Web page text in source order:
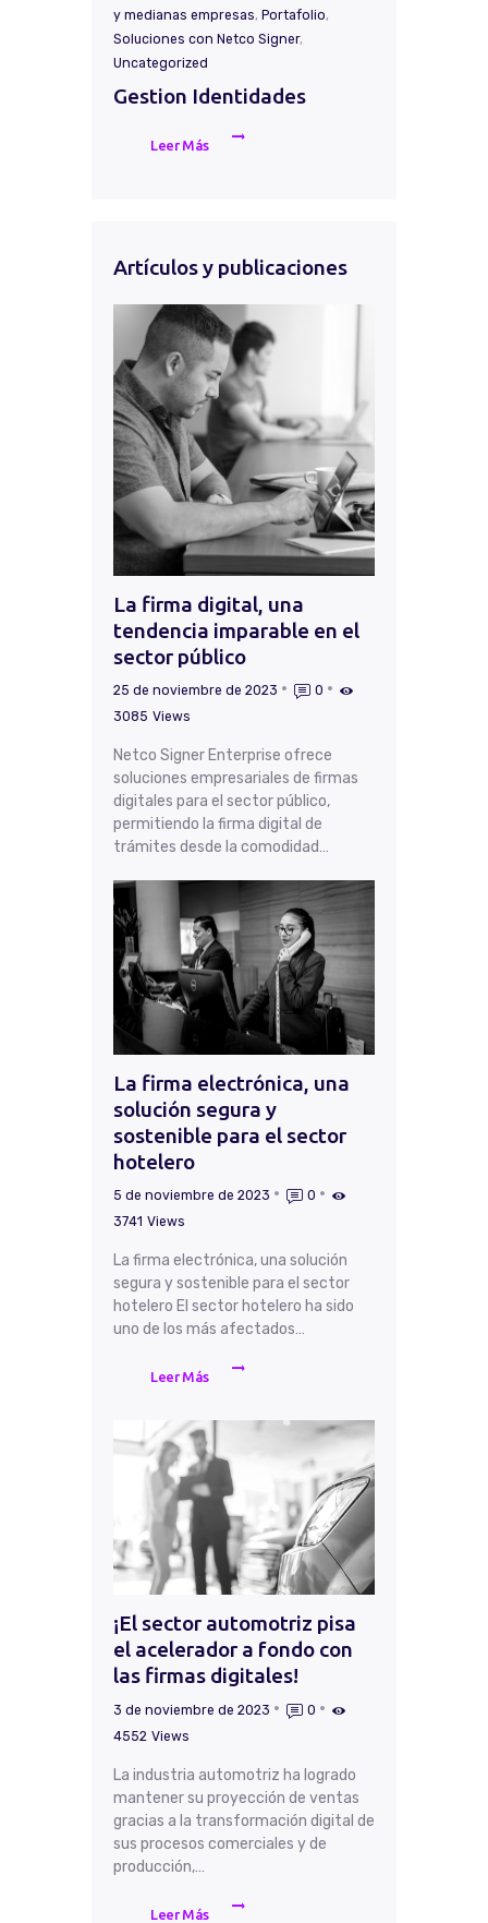
y medianas empresas, Portafolio,
Soluciones con Netco Signer,
Uncategorized
Gestion Identidades
Leer Más
Artículos y publicaciones
La firma digital, una
tendencia imparable en el
sector público
25 de noviembre de 2023
0
3085 Views
Netco Signer Enterprise ofrece
soluciones empresariales de firmas
digitales para el sector público,
permitiendo la firma digital de
trámites desde la comodidad…
La firma electrónica, una
solución segura y
sostenible para el sector
hotelero
5 de noviembre de 2023
0
3741 Views
La firma electrónica, una solución
segura y sostenible para el sector
hotelero El sector hotelero ha sido
uno de los más afectados…
Leer Más
¡El sector automotriz pisa
el acelerador a fondo con
las firmas digitales!
3 de noviembre de 2023
0
4552 Views
La industria automotriz ha logrado
mantener su proyección de ventas
gracias a la transformación digital de
sus procesos comerciales y de
producción,…
Leer Más